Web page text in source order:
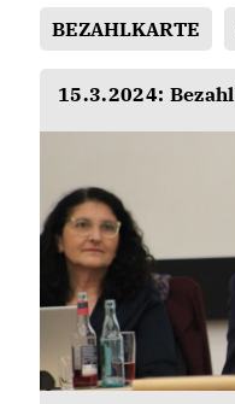
BEZAHLKARTE
15.3.2024: